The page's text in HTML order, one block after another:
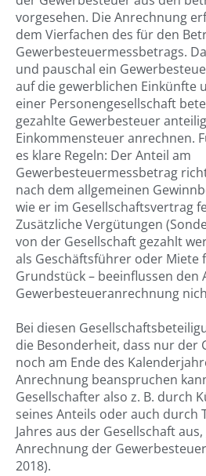
vorgesehen. Die Anrechnung
dem Vierfachen des für den
Gewerbesteuermessbetrags.
und pauschal ein
auf die gewerblichen Einkünfte
einer Personengesellschaft
gezahlte Gewerbesteuer
Einkommensteuer anrechnen.
es klare Regeln: Der Anteil am
Gewerbesteuermessbetrag
nach dem allgemeinen
wie er im Gesellschaftsvertrag
Zusätzliche Vergütungen
von der Gesellschaft gezahlt
als Geschäftsführer oder Miete
Grundstück – beeinflussen den
Gewerbesteueranrechnung
Bei diesen
die Besonderheit, dass nur der
noch am Ende des
Anrechnung beanspruchen
Gesellschafter also z. B. durch
seines Anteils oder auch durch
Jahres aus der Gesellschaft
Anrechnung der
2018).